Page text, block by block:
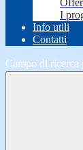
I
Info utili
Contatti
Campo di ricerca